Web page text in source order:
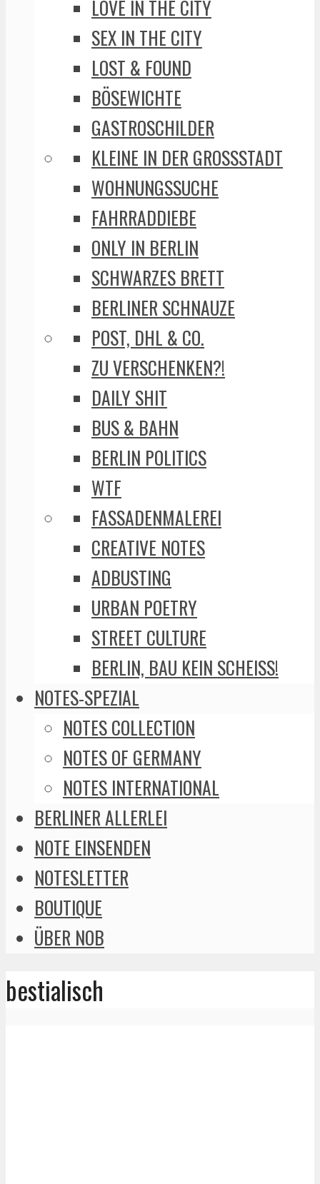
LOVE IN THE CITY
SEX IN THE CITY
LOST & FOUND
BÖSEWICHTE
GASTROSCHILDER
KLEINE IN DER GROSSSTADT
WOHNUNGSSUCHE
FAHRRADDIEBE
ONLY IN BERLIN
SCHWARZES BRETT
BERLINER SCHNAUZE
POST, DHL & CO.
ZU VERSCHENKEN?!
DAILY SHIT
BUS & BAHN
BERLIN POLITICS
WTF
FASSADENMALEREI
CREATIVE NOTES
ADBUSTING
URBAN POETRY
STREET CULTURE
BERLIN, BAU KEIN SCHEISS!
NOTES-SPEZIAL
NOTES COLLECTION
NOTES OF GERMANY
NOTES INTERNATIONAL
BERLINER ALLERLEI
NOTE EINSENDEN
NOTESLETTER
BOUTIQUE
ÜBER NOB
bestialisch